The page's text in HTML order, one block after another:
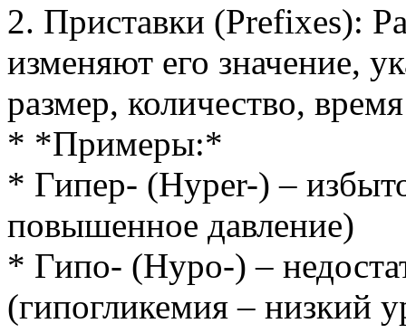
2. Приставки (Prefixes):
изменяют его значение,
размер, количество,
* *Примеры:*
* Гипер- (Hyper-) –
повышенное давление)
* Гипо- (Hypo-) –
(гипогликемия – низкий